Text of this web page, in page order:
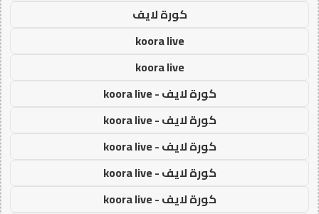
كورة لايف
koora live
koora live
كورة لايف - koora live
كورة لايف - koora live
كورة لايف - koora live
كورة لايف - koora live
كورة لايف - koora live